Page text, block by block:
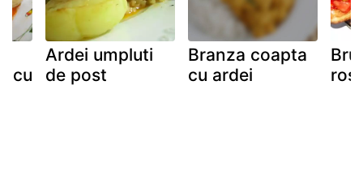
cu
Ardei umpluti
de post
Branza coapta
cu ardei